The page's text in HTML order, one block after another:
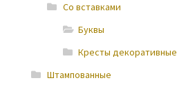
Со вставками
Буквы
Кресты декоративные
Штампованные